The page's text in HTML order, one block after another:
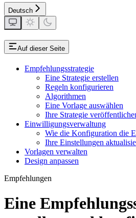
Deutsch
Auf dieser Seite
Empfehlungsstrategie
Eine Strategie erstellen
Regeln konfigurieren
Algorithmen
Eine Vorlage auswählen
Ihre Strategie
Einwilligungsverwaltung
Wie die Konfiguration die
Ihre Einstellungen
Vorlagen verwalten
Design anpassen
Empfehlungen
Eine